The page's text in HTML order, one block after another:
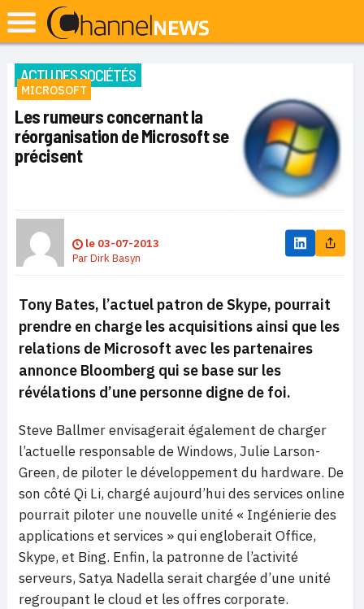
ACTU DES SOCIÉTÉS
MICROSOFT
Les rumeurs concernant la
réorganisation de Microsoft se
précisent
le 03-07-2013
ParDirk Basyn
Tony Bates, l’actuel patron de Skype, pourrait
prendre en charge les acquisitions ainsi que les
relations de Microsoft avec les partenaires
annonce Bloomberg qui se base sur les
révélations d’une personne digne de foi.
Steve Ballmer envisagerait également de charger
l’actuelle responsable de Windows, Julie Larson-
Green, de piloter le développement du hardware. De
son côté Qi Li, chargé aujourd’hui des services online
pourrait piloter une nouvelle unité « Ingénierie des
applications et services » qui engloberait Office,
Skype, et Bing. Enfin, la patronne de l’activité
serveurs, Satya Nadella serait chargée d’une unité
regroupant le cloud et les offres corporate.